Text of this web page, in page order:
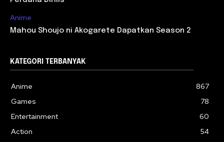
Anime
Mahou Shoujo ni Akogarete Dapatkan Season 2
KATEGORI TERBANYAK
Anime
867
Games
78
Entertainment
60
Action
54